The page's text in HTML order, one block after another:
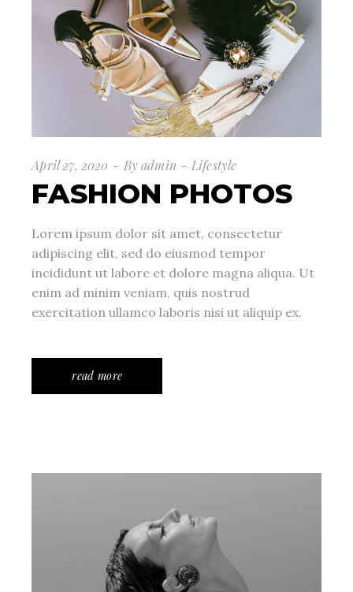
April 27, 2020 Byadmin Lifestyle
FASHION PHOTOS
Lorem ipsum dolor sit amet, consectetur
adipiscing elit, sed do eiusmod tempor
incididunt ut labore et dolore magna aliqua. Ut
enim ad minim veniam, quis nostrud
exercitation ullamco laboris nisi ut aliquip ex.
read more